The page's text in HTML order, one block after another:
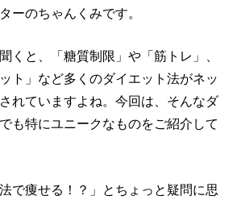
ーのちゃんくみです。
くと、「糖質制限」や「筋トレ」、
ト」など多くのダイエット法がネッ
れていますよね。今回は、そんなダ
も特にユニークなものをご紹介して
で痩せる！？」とちょっと疑問に思